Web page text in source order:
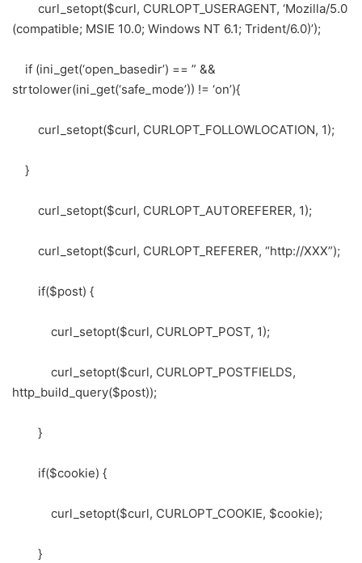
curl_setopt($curl, CURLOPT_USERAGENT, ‘Mozilla/5.0
(compatible; MSIE 10.0; Windows NT 6.1; Trident/6.0)’);
if (ini_get(‘open_basedir’) == ” &&
strtolower(ini_get(‘safe_mode’)) != ‘on’){
curl_setopt($curl, CURLOPT_FOLLOWLOCATION, 1);
}
curl_setopt($curl, CURLOPT_AUTOREFERER, 1);
curl_setopt($curl, CURLOPT_REFERER, “http://XXX”);
if($post) {
curl_setopt($curl, CURLOPT_POST, 1);
curl_setopt($curl, CURLOPT_POSTFIELDS,
http_build_query($post));
}
if($cookie) {
curl_setopt($curl, CURLOPT_COOKIE, $cookie);
}